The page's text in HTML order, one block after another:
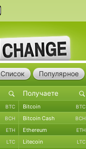
Список Популярное
BTC Bitcoin BTC
BCH Bitcoin Cash BCH
ETH Ethereum ETH
LTC Litecoin LTC